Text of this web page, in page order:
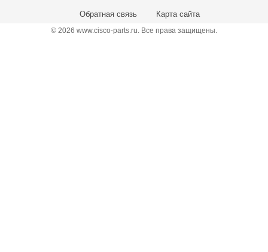
Обратная связь Карта сайта
© 2026 www.cisco-parts.ru. Все права защищены.